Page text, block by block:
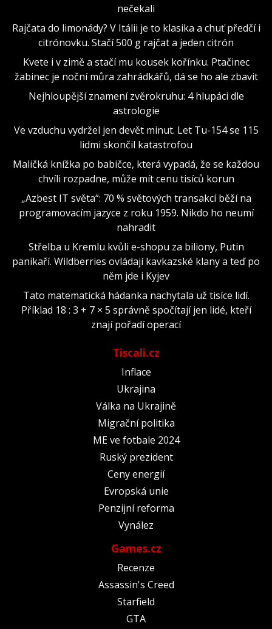
nečekali
Rajčata do limonády? V Itálii je to klasika a chuť předčí i
citrónovku. Stačí 500 g rajčat a jeden citrón
Kvete i v zimě a stačí mu kousek kořínku. Ptačinec
žabinec je noční můra zahrádkářů, dá se ho ale zbavit
Nejhloupější znamení zvěrokruhu: 4 hlupáci dle
astrologie
Ve vzduchu vydržel jen devět minut. Let Tu-154 se 115
lidmi skončil katastrofou
Maličká knížka po babičce, která vypadá, že se každou
chvíli rozpadne, může mít cenu tisíců korun
„Azbest IT světa“: 70 % světových transakcí běží na
programovacím jazyce z roku 1959. Nikdo ho neumí
nahradit
Střelba u Kremlu kvůli e-shopu za biliony, Putin
panikaří. Wildberries ovládají kavkazské klany a teď po
něm jde i Kyjev
Tato matematická hádanka nachytala už tisíce lidí.
Příklad 18 : 3 + 7 × 5 správně spočítají jen lidé, kteří
znají pořadí operací
Tiscali.cz
Inflace
Ukrajina
Válka na Ukrajině
Migrační politika
ME ve fotbale 2024
Ruský prezident
Ceny energií
Evropská unie
Penzijní reforma
Vynález
Games.cz
Recenze
Assassin's Creed
Starfield
GTA